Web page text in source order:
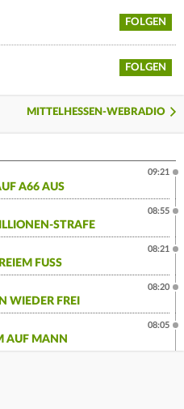
FOLGEN
FOLGEN
MITTELHESSEN-WEBRADIO
A66 AUS
09:21
STRAFE
08:55
FUSS
08:21
WIEDER FREI
08:20
MANN
08:05